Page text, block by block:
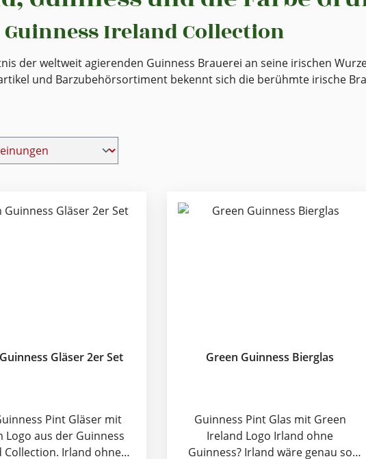
Guinness Ireland Collection
der weltweit agierenden Guinness Brauerei an seine irischen
und Barzubehörsortiment bekennt sich die berühmte irische
Green Guinness Gläser 2er Set
Pint Gläser mit
Logo aus der Guinness
Irland ohne
Green Guinness Bierglas
Guinness Pint Glas mit Green
Ireland Logo Irland ohne
Guinness? Irland wäre genau so